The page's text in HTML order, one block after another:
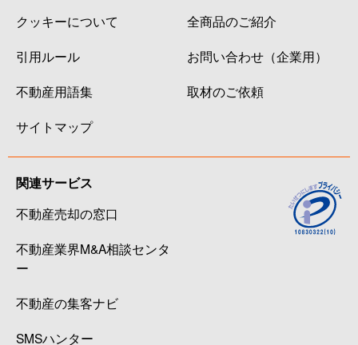
クッキーについて
引用ルール
不動産用語集
サイトマップ
全商品のご紹介
お問い合わせ（企業用）
取材のご依頼
関連サービス
不動産売却の窓口
不動産業界M&A相談センタ
ー
不動産の集客ナビ
SMSハンター